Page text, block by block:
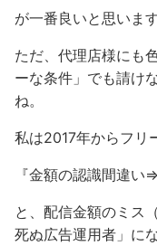
が一番良いと思います
ただ、代理店様にも
ーな条件」でも請け
ね。
私は2017年からフリ
『金額の認識間違い
と、配信金額のミス
死ぬ広告運用者」に